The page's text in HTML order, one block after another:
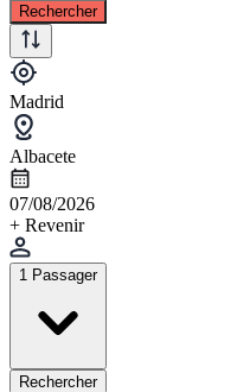
Rechercher
Madrid
Albacete
07/08/2026
+ Revenir
1 Passager
Rechercher